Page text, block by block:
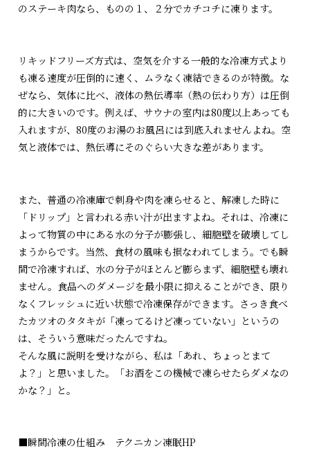
のステーキ肉なら、ものの１、２分でカチコチに凍ります。
リキッドフリーズ方式は、空気を介する一般的な冷凍方式より
も凍る速度が圧倒的に速く、ムラなく凍結できるのが特徴。な
ぜなら、気体に比べ、液体の熱伝導率（熱の伝わり方）は圧倒
的に大きいのです。例えば、サウナの室内は80度以上あっても
入れますが、80度のお湯のお風呂には到底入れませんよね。空
気と液体では、熱伝導にそのぐらい大きな差があります。
また、普通の冷凍庫で刺身や肉を凍らせると、解凍した時に
「ドリップ」と言われる赤い汁が出ますよね。それは、冷凍に
よって物質の中にある水の分子が膨張し、細胞壁を破壊してし
まうからです。当然、食材の風味も損なわれてしまう。でも瞬
間で冷凍すれば、水の分子がほとんど膨らまず、細胞壁も壊れ
ません。食品へのダメージを最小限に抑えることができ、限り
なくフレッシュに近い状態で冷凍保存ができます。さっき食べ
たカツオのタタキが「凍ってるけど凍っていない」というの
は、そういう意味だったんですね。
そんな風に説明を受けながら、私は「あれ、ちょっとまて
よ？」と思いました。「お酒をこの機械で凍らせたらダメなの
かな？」と。
■瞬間冷凍の仕組み テクニカン凍眠HP